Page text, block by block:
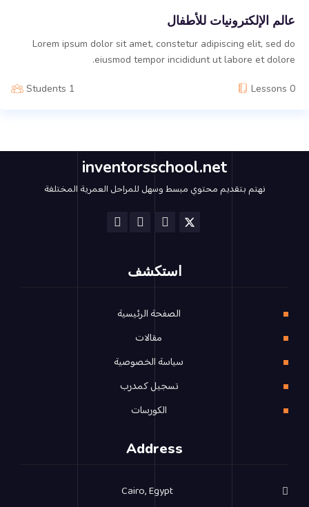
عالم الإلكترونيات للأطفال
Lorem ipsum dolor sit amet, constetur adipiscing elit, sed do
eiusmod tempor incididunt ut labore et dolore.
inventorsschool.net
نهتم بتقديم محتوي مبسط وسهل للمراحل العمرية المختلفة
استكشف
الصفحة الرئيسية
مقالات
سياسة الخصوصية
تسجيل كمدرب
الكورسات
Address
Cairo, Egypt